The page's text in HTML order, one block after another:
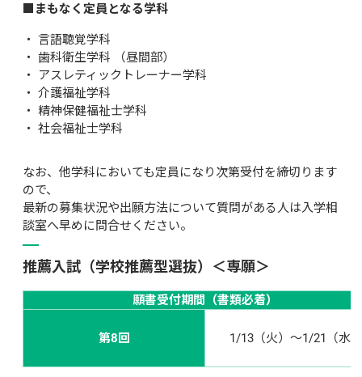
■まもなく定員となる学科
言語聴覚学科
歯科衛生学科 （昼間部）
アスレティックトレーナー学科
介護福祉学科
精神保健福祉士学科
社会福祉士学科
なお、他学科においても定員になり次第受付を締切ります
ので、
最新の募集状況や出願方法について質問がある人は入学相
談室へ早めに問合せください。
推薦入試（学校推薦型選抜）＜専願＞
願書受付期間（書類必着）
第8回 1/13（火）～1/21（水）